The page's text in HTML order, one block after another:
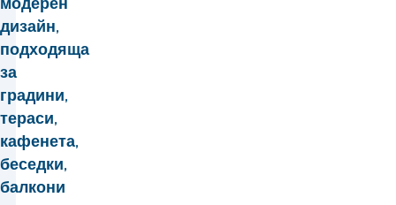
дизайн,
подходяща
за
градини,
тераси,
кафенета,
беседки,
балкони